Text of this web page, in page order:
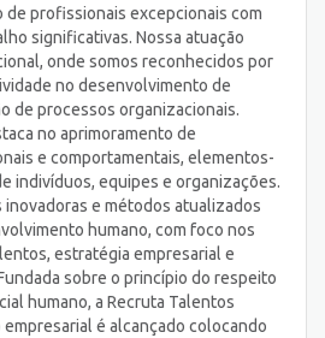
de profissionais excepcionais com
significativas. Nossa atuação
onde somos reconhecidos por
no desenvolvimento de
de processos organizacionais.
no aprimoramento de
e comportamentais, elementos-
indivíduos, equipes e organizações.
e métodos atualizados
humano, com foco nos
estratégia empresarial e
sobre o princípio do respeito
humano, a Recruta Talentos
é alcançado colocando